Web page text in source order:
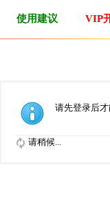
使用建议 VIP
请先登录后
请稍候...